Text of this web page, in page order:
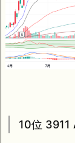
10位